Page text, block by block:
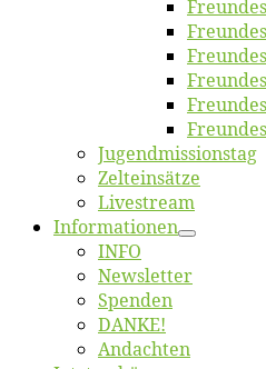
Jugend­mis­sions­tag
Zelt­ein­sät­ze
Live­stream
Informatio­nen
INFO
News­let­ter
Spen­den
DANKE!
An­dach­ten